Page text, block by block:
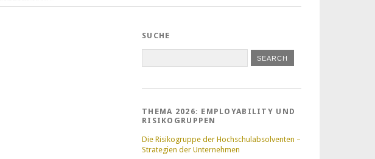
SUCHE
THEMA 2026: EMPLOYABILITY UND
RISIKOGRUPPEN
Die Risikogruppe der Hochschulabsolventen –
Strategien der Unternehmen